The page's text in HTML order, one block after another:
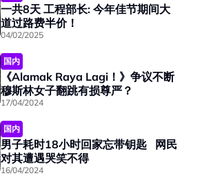
一共8天 工程部长: 今年佳节期间大
道过路费半价！
04/02/2025
国内
《Alamak Raya Lagi！》争议不断
穆斯林女子翻跳有损尊严？
17/04/2024
国内
男子耗时18小时回家忘带钥匙 网民
对其遭遇哭笑不得
16/04/2024